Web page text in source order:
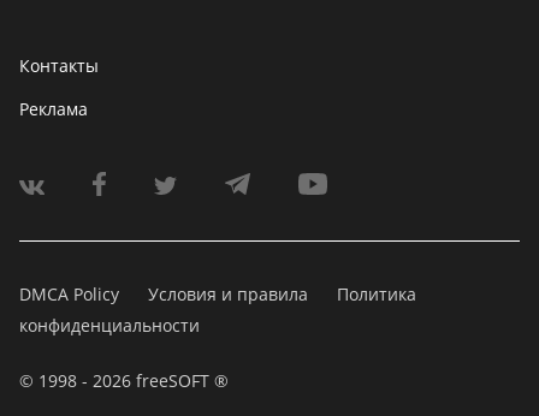
Контакты
Реклама
DMCA Policy Условия и правила
Политика
конфиденциальности
© 1998 - 2026 freeSOFT ®